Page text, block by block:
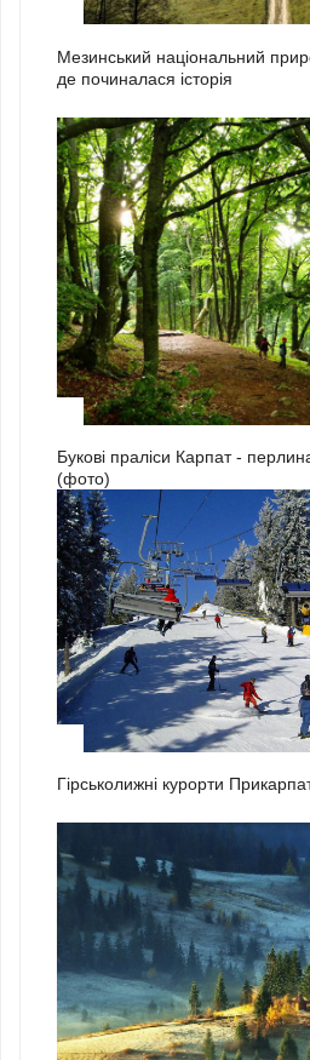
Мезинський національний
де починалася історія
Букові праліси Карпат -
(фото)
Гірськолижні курорти